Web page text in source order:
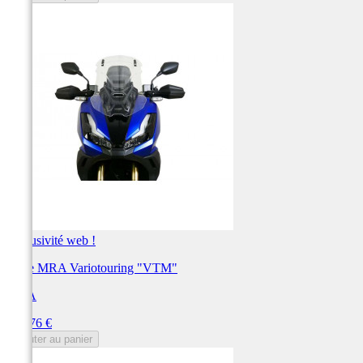
Exclusivité web !
Bulle MRA Variotouring "VTM"
MRA
191,76 €
Ajouter au panier